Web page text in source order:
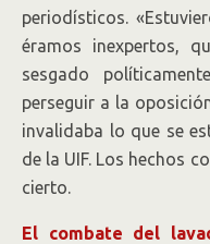
periodísticos.
éramos inexpertos,
sesgado
perseguir a la
invalidaba lo que se
de la UIF. Los hechos
cierto.
El combate del